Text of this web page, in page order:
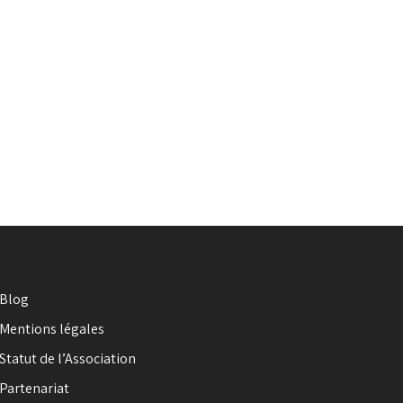
Blog
Mentions légales
Statut de l’Association
Partenariat